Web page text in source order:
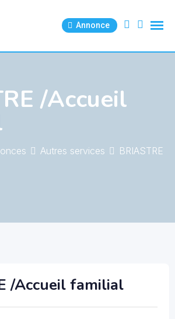
Annonce
/Accueil
Autres services
BRIASTRE
/Accueil familial